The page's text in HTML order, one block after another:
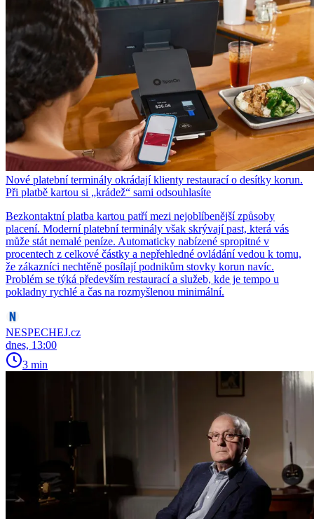
Nové platební terminály okrádají klienty restaurací o desítky korun.
Při platbě kartou si „krádež“ sami odsouhlasíte
Bezkontaktní platba kartou patří mezi nejoblíbenější způsoby
placení. Moderní platební terminály však skrývají past, která vás
může stát nemalé peníze. Automaticky nabízené spropitné v
procentech z celkové částky a nepřehledné ovládání vedou k tomu,
že zákazníci nechtěně posílají podnikům stovky korun navíc.
Problém se týká především restaurací a služeb, kde je tempo u
pokladny rychlé a čas na rozmyšlenou minimální.
NESPECHEJ.cz
dnes, 13:00
3 min